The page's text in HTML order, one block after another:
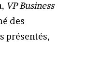
VP Business
des
présentés,